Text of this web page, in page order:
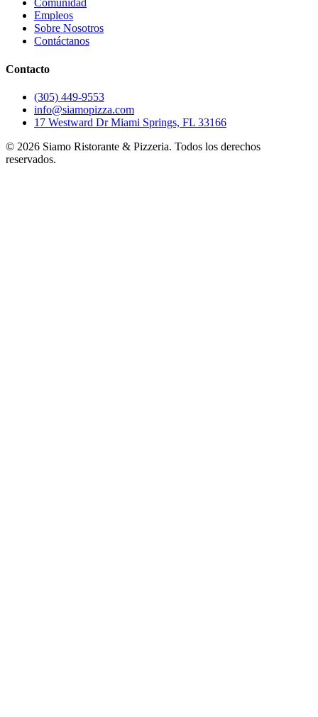
Comunidad
Empleos
Sobre Nosotros
Contáctanos
Contacto
(305) 449-9553
info@siamopizza.com
17 Westward Dr Miami Springs, FL 33166
© 2026 Siamo Ristorante & Pizzeria. Todos los derechos
reservados.